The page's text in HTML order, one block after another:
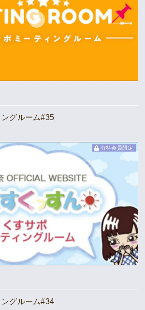
ングルーム#35
有料会員限定
ングルーム#34